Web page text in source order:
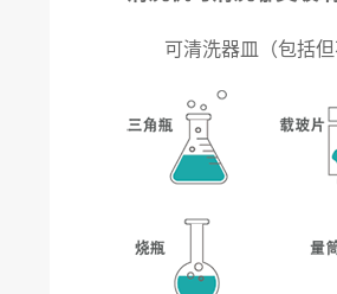
可清洗器皿（包括但